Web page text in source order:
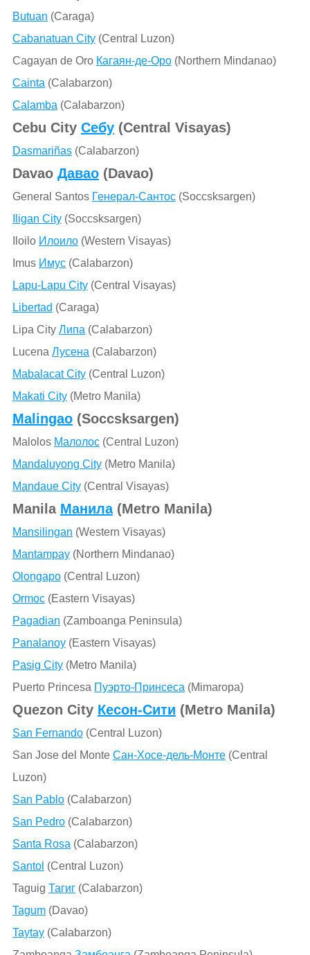
Butuan (Caraga)
Cabanatuan City(Central Luzon)
Cagayan de Oro Кагаян-де-Оро(Northern Mindanao)
Cainta (Calabarzon)
Calamba (Calabarzon)
Cebu City Себу(Central Visayas)
Dasmariñas(Calabarzon)
Davao Давао(Davao)
General Santos Генерал-Сантос(Soccsksargen)
Iligan City(Soccsksargen)
Iloilo Илоило(Western Visayas)
Imus Имус(Calabarzon)
Lapu-Lapu City(Central Visayas)
Libertad (Caraga)
Lipa City Липа (Calabarzon)
Lucena Лусена (Calabarzon)
Mabalacat City(Central Luzon)
Makati City(Metro Manila)
Malingao(Soccsksargen)
Malolos Малолос(Central Luzon)
Mandaluyong City(Metro Manila)
Mandaue City(Central Visayas)
Manila Манила(Metro Manila)
Mansilingan (Western Visayas)
Mantampay(Northern Mindanao)
Olongapo(Central Luzon)
Ormoc(Eastern Visayas)
Pagadian (Zamboanga Peninsula)
Panalanoy(Eastern Visayas)
Pasig City(Metro Manila)
Puerto Princesa Пуэрто-Принсеса (Mimaropa)
Quezon City Кесон-Сити (Metro Manila)
San Fernando(Central Luzon)
San Jose del Monte Сан-Хосе-дель-Монте(Central
Luzon)
San Pablo(Calabarzon)
San Pedro(Calabarzon)
Santa Rosa (Calabarzon)
Santol (Central Luzon)
Taguig Тагиг(Calabarzon)
Tagum(Davao)
Taytay(Calabarzon)